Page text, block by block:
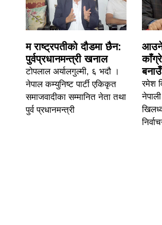
म राष्ट्रपतीको दौडमा छैन:
पुर्वप्रधानमन्त्री खनाल
टोपलाल अर्यालगुल्मी, ६ भदौ ।
नेपाल कम्युनिष्ट पार्टी एकिकृत
समाजवादीका सम्मानित नेता तथा
पुर्व प्रधानमन्त्री
आउने
रमेश